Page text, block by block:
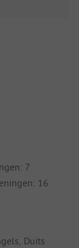
7
16
Duits